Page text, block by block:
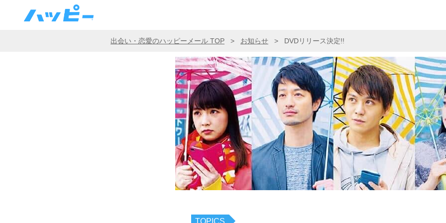
出会い・恋愛のハッピーメール TOP > お知らせ > DVDリリース決定!!
TOPICS